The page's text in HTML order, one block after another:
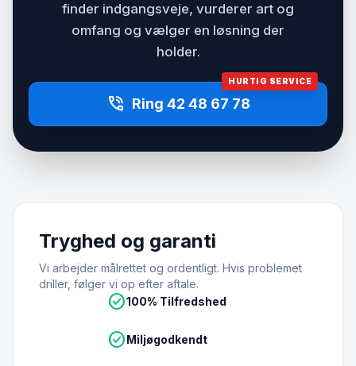
finder indgangsveje, vurderer art og
omfang og vælger en løsning der
holder.
HURTIG SERVICE
phone_in_talk Ring 42 48 67 78
Tryghed og garanti
Vi arbejder målrettet og ordentligt. Hvis problemet
driller, følger vi op efter aftale.
check_circle100% Tilfredshed
check_circleMiljøgodkendt